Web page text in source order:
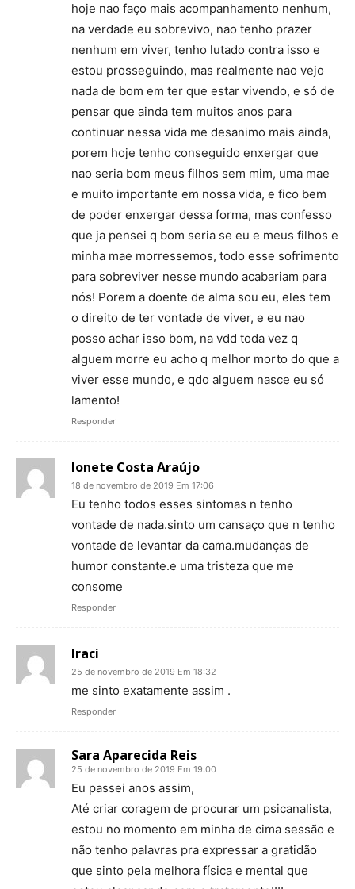
hoje nao faço mais acompanhamento nenhum,
na verdade eu sobrevivo, nao tenho prazer
nenhum em viver, tenho lutado contra isso e
estou prosseguindo, mas realmente nao vejo
nada de bom em ter que estar vivendo, e só de
pensar que ainda tem muitos anos para
continuar nessa vida me desanimo mais ainda,
porem hoje tenho conseguido enxergar que
nao seria bom meus filhos sem mim, uma mae
e muito importante em nossa vida, e fico bem
de poder enxergar dessa forma, mas confesso
que ja pensei q bom seria se eu e meus filhos e
minha mae morressemos, todo esse sofrimento
para sobreviver nesse mundo acabariam para
nós! Porem a doente de alma sou eu, eles tem
o direito de ter vontade de viver, e eu nao
posso achar isso bom, na vdd toda vez q
alguem morre eu acho q melhor morto do que a
viver esse mundo, e qdo alguem nasce eu só
lamento!
Responder
Ionete Costa Araújo
18 de novembro de 2019 Em 17:06
Eu tenho todos esses sintomas n tenho
vontade de nada.sinto um cansaço que n tenho
vontade de levantar da cama.mudanças de
humor constante.e uma tristeza que me
consome
Responder
Iraci
25 de novembro de 2019 Em 18:32
me sinto exatamente assim .
Responder
Sara Aparecida Reis
25 de novembro de 2019 Em 19:00
Eu passei anos assim,
Até criar coragem de procurar um psicanalista,
estou no momento em minha de cima sessão e
não tenho palavras pra expressar a gratidão
que sinto pela melhora física e mental que